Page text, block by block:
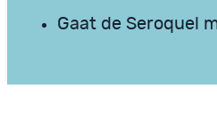
Gaat de Seroquel